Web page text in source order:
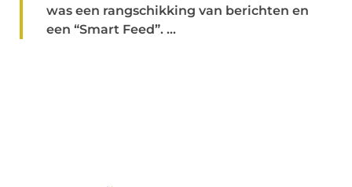
was een rangschikking van berichten en
een “Smart Feed”. ...